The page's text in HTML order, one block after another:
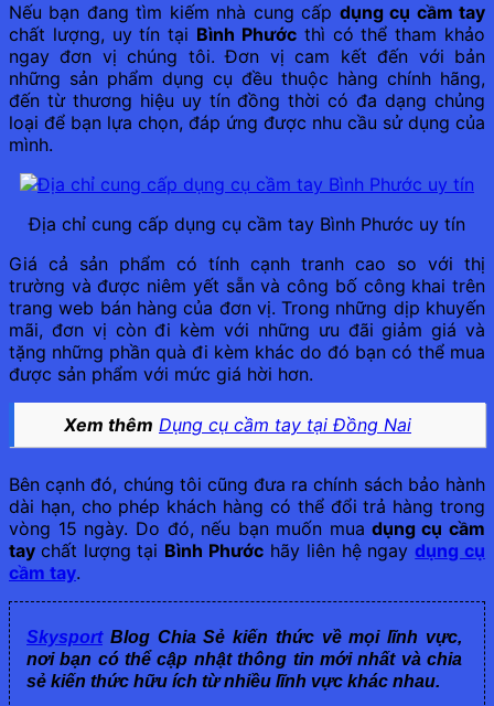
Nếu bạn đang tìm kiếm nhà cung cấp dụng cụ cầm tay
chất lượng, uy tín tại Bình Phướcthì có thể tham khảo
ngay đơn vị chúng tôi. Đơn vị cam kết đến với bản
những sản phẩm dụng cụ đều thuộc hàng chính hãng,
đến từ thương hiệu uy tín đồng thời có đa dạng chủng
loại để bạn lựa chọn, đáp ứng được nhu cầu sử dụng của
mình.
Địa chỉ cung cấp dụng cụ cầm tay Bình Phước uy tín
Giá cả sản phẩm có tính cạnh tranh cao so với thị
trường và được niêm yết sẵn và công bố công khai trên
trang web bán hàng của đơn vị. Trong những dịp khuyến
mãi, đơn vị còn đi kèm với những ưu đãi giảm giá và
tặng những phần quà đi kèm khác do đó bạn có thể mua
được sản phẩm với mức giá hời hơn.
Xem thêm Dụng cụ cầm tay tại Đồng Nai
Bên cạnh đó, chúng tôi cũng đưa ra chính sách bảo hành
dài hạn, cho phép khách hàng có thể đổi trả hàng trong
vòng 15 ngày. Do đó, nếu bạn muốn mua dụng cụ cầm
tay chất lượng tại Bình Phước hãy liên hệ ngaydụng cụ
cầm tay.
SkysportBlog Chia Sẻ kiến thức về mọi lĩnh vực,
nơi bạn có thể cập nhật thông tin mới nhất và chia
sẻ kiến thức hữu ích từ nhiều lĩnh vực khác nhau.